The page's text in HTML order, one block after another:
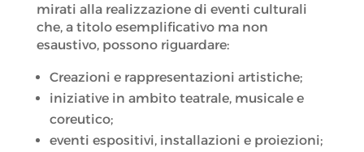
mirati alla realizzazione di eventi culturali
che, a titolo esemplificativo ma non
esaustivo, possono riguardare:
Creazioni e rappresentazioni artistiche;
iniziative in ambito teatrale, musicale e
coreutico;
eventi espositivi, installazioni e proiezioni;